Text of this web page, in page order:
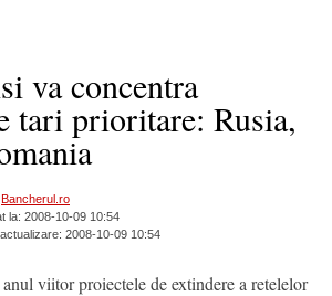
va concentra
tari prioritare: Rusia,
Bancherul.ro
la: 2008-10-09 10:54
2008-10-09 10:54
viitor proiectele de extindere a retelelor